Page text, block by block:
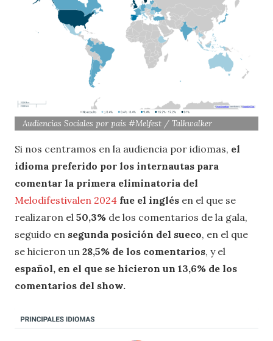
Audiencias Sociales por país #Melfest / Talkwalker
Si nos centramos en la audiencia por idiomas, el
idioma preferido por los internautas para
comentar la primera eliminatoria del
Melodifestivalen 2024 fue el inglés en el que se
realizaron el 50,3% de los comentarios de la gala,
seguido en segunda posición del sueco, en el que
se hicieron un 28,5% de los comentarios, y el
español, en el que se hicieron un 13,6% de los
comentarios del show.